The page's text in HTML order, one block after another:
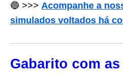
🔵 >>> Acompanhe a
simulados voltados há
Gabarito com